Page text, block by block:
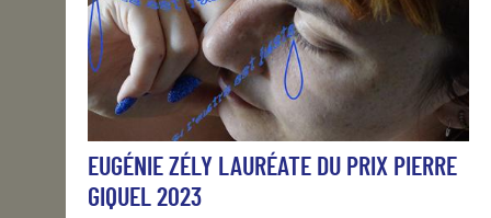
EUGÉNIE ZÉLY LAURÉATE DU PRIX PIERRE
GIQUEL 2023